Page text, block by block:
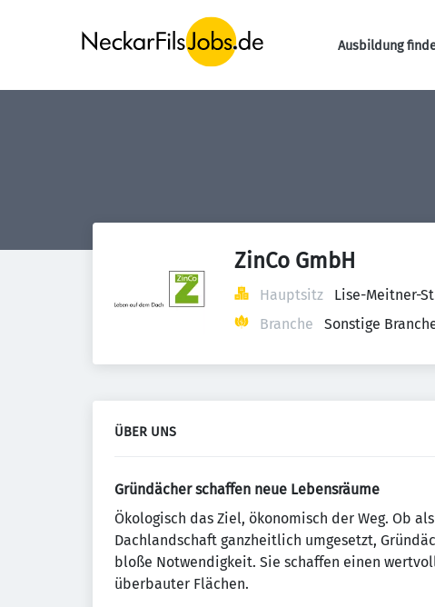
Ausbildung
ZinCo GmbH
Hauptsitz
Lise-Meitner-
Branche
Sonstige
ÜBER UNS
Gründächer schaffen neue Lebensräume
Ökologisch das Ziel, ökonomisch der Weg. Ob
Dachlandschaft ganzheitlich umgesetzt,
bloße Notwendigkeit. Sie schaffen einen
überbauter Flächen.